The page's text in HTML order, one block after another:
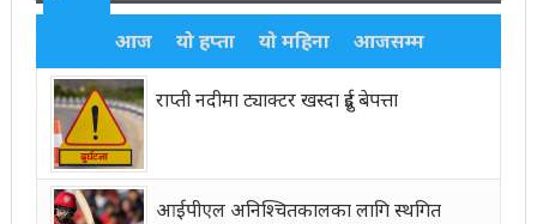
आज यो हप्ता यो महिना आजसम्म
राप्ती नदीमा ट्याक्टर खस्दा दुई बेपत्ता
आईपीएल अनिश्चितकालका लागि स्थगित